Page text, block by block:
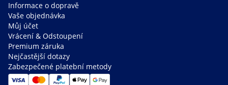
Informace o dopravě
Vaše objednávka
Můj účet
Vrácení & Odstoupení
Premium záruka
Nejčastější dotazy
Zabezpečené platební metody